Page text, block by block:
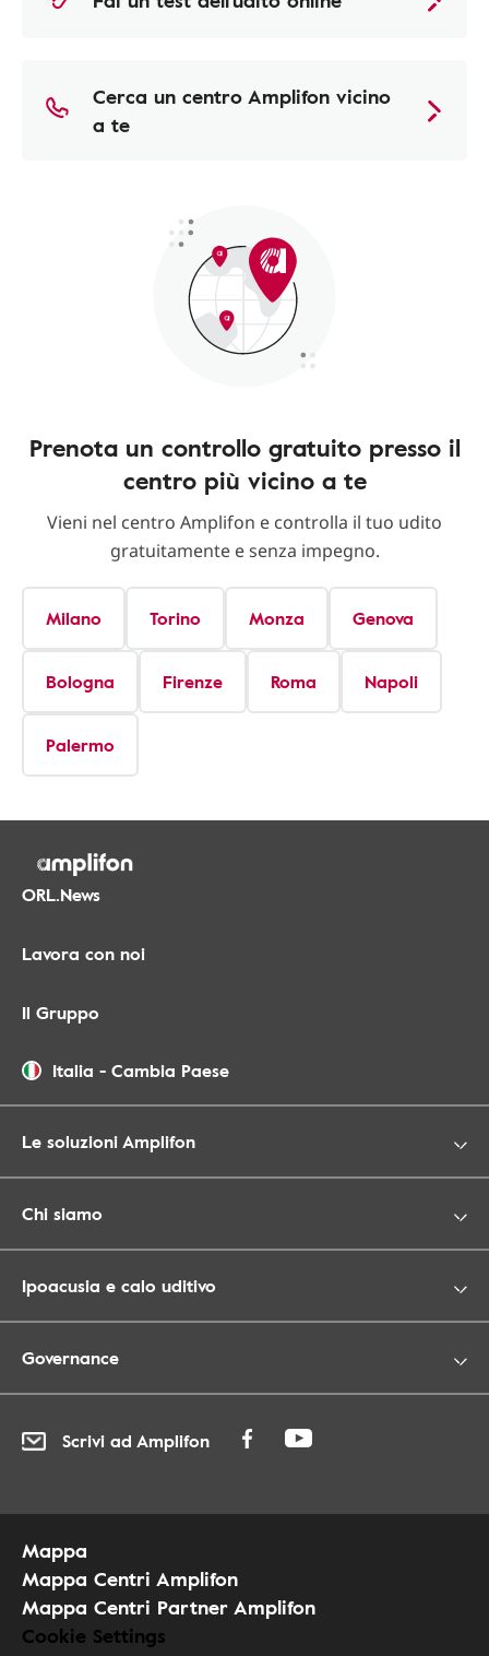
Cerca un centro Amplifon vicino
a te
Prenota un controllo gratuito presso il
centro più vicino a te
Vieni nel centro Amplifon e controlla il tuo udito
gratuitamente e senza impegno.
Milano Torino Monza Genova
Bologna Firenze Roma Napoli
Palermo
ORL.News
Lavora con noi
Il Gruppo
Italia - Cambia Paese
Le soluzioni Amplifon
Chi siamo
Ipoacusia e calo uditivo
Governance
Scrivi ad Amplifon
Mappa
Mappa Centri Amplifon
Mappa Centri Partner Amplifon
Cookie Settings